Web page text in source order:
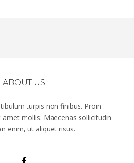
ABOUT US
turpis non finibus. Proin
mollis. Maecenas sollicitudin
enim, ut aliquet risus.